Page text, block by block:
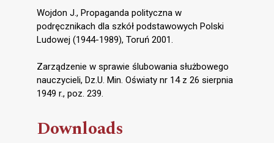
Wojdon J., Propaganda polityczna w
podręcznikach dla szkół podstawowych Polski
Ludowej (1944-1989), Toruń 2001.
Zarządzenie w sprawie ślubowania służbowego
nauczycieli, Dz.U. Min. Oświaty nr 14 z 26 sierpnia
1949 r., poz. 239.
Downloads